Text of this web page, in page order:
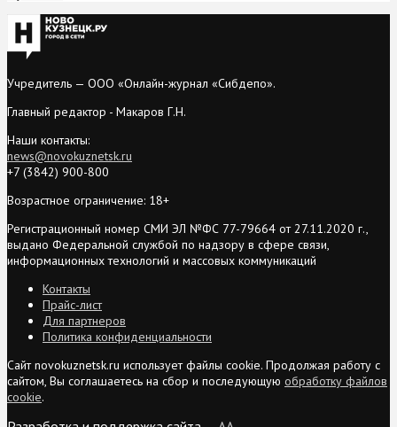
Учредитель — ООО «Онлайн-журнал «Сибдепо».
Главный редактор - Макаров Г.Н.
Наши контакты:
news@novokuznetsk.ru
+7 (3842) 900-800
Возрастное ограничение: 18+
Регистрационный номер СМИ ЭЛ №ФС 77-79664 от 27.11.2020 г.,
выдано Федеральной службой по надзору в сфере связи,
информационных технологий и массовых коммуникаций
Контакты
Прайс-лист
Для партнеров
Политика конфиденциальности
Сайт novokuznetsk.ru использует файлы cookie. Продолжая работу с
сайтом, Вы соглашаетесь на сбор и последующую обработку файлов
cookie.